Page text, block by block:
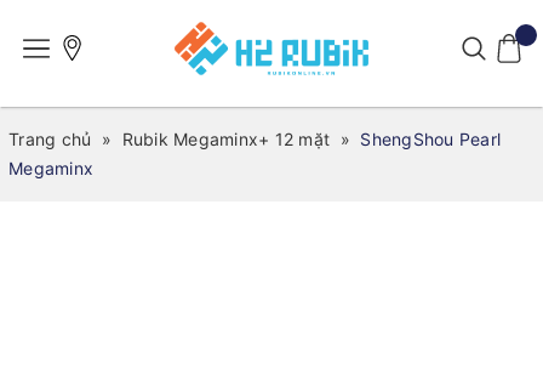
Trang chủ » Rubik Megaminx+ 12 mặt » ShengShou Pearl
Megaminx